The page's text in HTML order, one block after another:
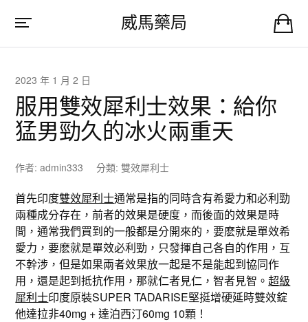
威馬藥局
2023 年 1 月 2 日
服用雙效犀利士效果：給你
猛男勁久的冰火兩重天
作者:admin333 分類: 雙效犀利士
首先印度雙效犀利士通常是指的同時含有希愛力和必利勁
兩種成分存在，前者的效果是硬度，而後面的效果是時
間，通常我們買到的一般都是分開來的，要麽就是單效希
愛力，要麽就是單效必利勁，只發揮自己各自的作用，互
不幹涉，但是如果兩者效果放一起是不是能起到協同作
用，還是起到抵抗作用，那就仁者見仁，智者見智。超級
犀利士印度原裝SUPER TADARISE堅挺增硬延時雙效錠
他達拉非40mg + 達泊西汀60mg 10顆！